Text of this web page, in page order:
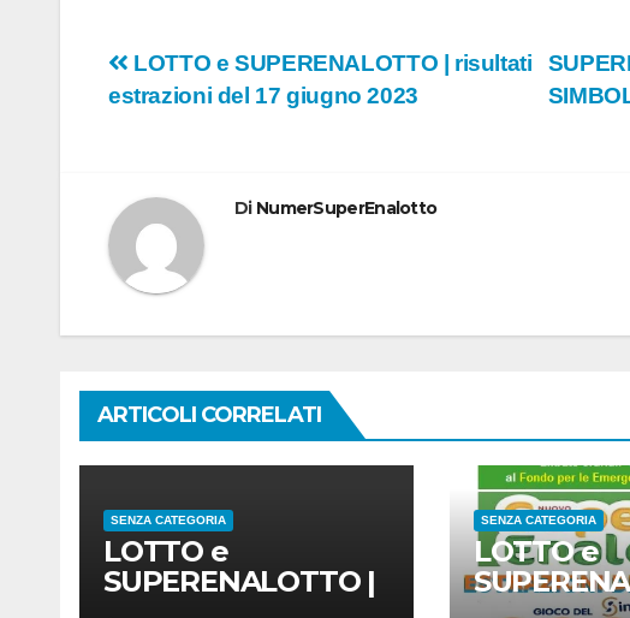
Navigazione
LOTTO e SUPERENALOTTO | risultati
estrazioni del 17 giugno 2023
Di NumerSuperEnalotto
ARTICOLI CORRELATI
SENZA CATEGORIA
LOTTO e
SUPERENALOTTO |
SENZA CATEGORIA
LOTTO e